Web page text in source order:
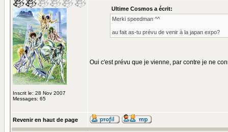
Inscrit le: 28 Nov 2007
Messages: 65
Ultime Cosmos a écrit:
Merki speedman ^^
au fait as-tu prévu de venir à la japan expo?
Oui c'est prévu que je vienne, par contre je ne
Revenir en haut de page